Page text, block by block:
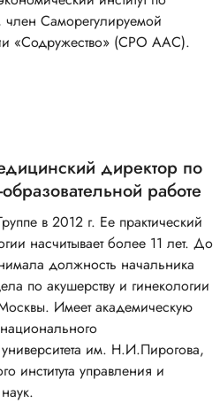
Саморегулируемой
«Содружество» (СРО ААС).
директор по
работе
в 2012 г. Ее практический
насчитывает более 11 лет. До
должность начальника
по акушерству и гинекологии
Имеет академическую
им. Н.И.Пирогова,
института управления и